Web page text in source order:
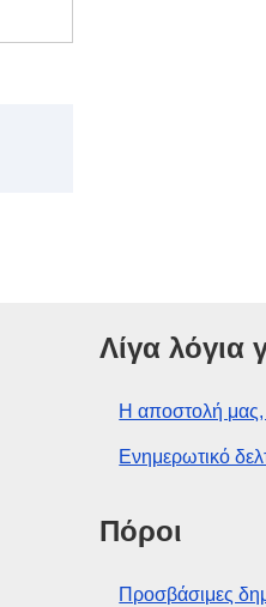
Λίγα λόγια
Η αποστολή μας,
Ενημερωτικό
Πόροι
Προσβάσιμες